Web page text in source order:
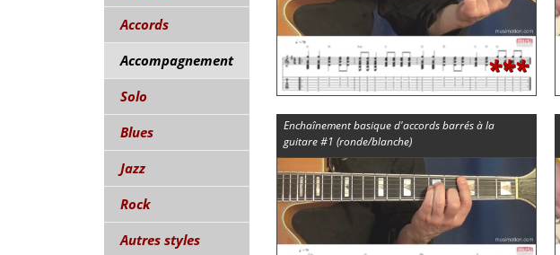
Accords
Accompagnement
Solo
Blues
Jazz
Rock
Autres styles
***
Enchaînement basique d'accords barrés à la
guitare #1 (ronde/blanche)